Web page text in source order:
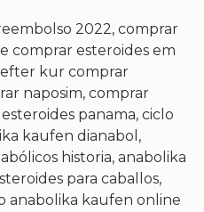
2022, comprar
comprar esteroides em
efter kur comprar
naposim, comprar
panama, ciclo
kaufen dianabol,
historia, anabolika
para caballos,
anabolika kaufen online